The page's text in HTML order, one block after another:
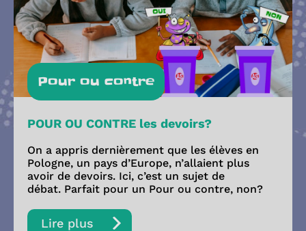
Pour ou contre
POUR OU CONTRE les devoirs?
On a appris dernièrement que les élèves en
Pologne, un pays d’Europe, n’allaient plus
avoir de devoirs. Ici, c’est un sujet de
débat. Parfait pour un Pour ou contre, non?
Lire plus